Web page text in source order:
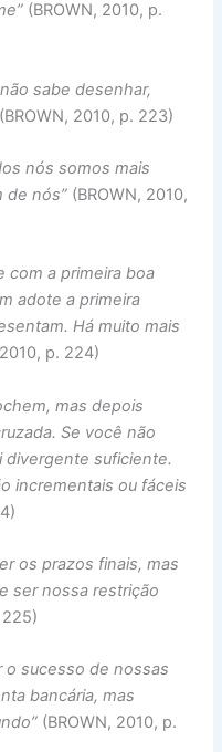
(BROWN, 2010, p.
sabe desenhar,
(BROWN, 2010, p. 223)
nós somos mais
de nós” (BROWN, 2010,
com a primeira boa
adote a primeira
Há muito mais
p. 224)
mas depois
Se você não
divergente suficiente.
incrementais ou fáceis
os prazos finais, mas
ser nossa restrição
225)
o sucesso de nossas
bancária, mas
(BROWN, 2010, p.